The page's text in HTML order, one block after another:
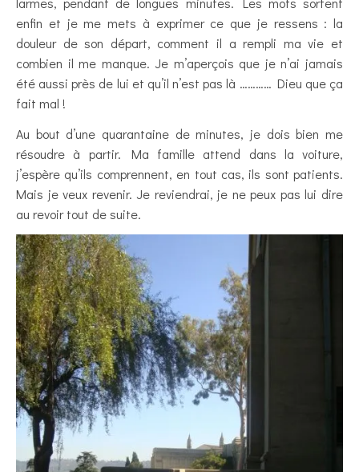
enfin et je me mets à exprimer ce que je ressens : la
douleur de son départ, comment il a rempli ma vie et
combien il me manque. Je m’aperçois que je n’ai jamais
été aussi près de lui et qu’il n’est pas là ………… Dieu que ça
fait mal !
Au bout d’une quarantaine de minutes, je dois bien me
résoudre à partir. Ma famille attend dans la voiture,
j’espère qu’ils comprennent, en tout cas, ils sont patients.
Mais je veux revenir. Je reviendrai, je ne peux pas lui dire
au revoir tout de suite.